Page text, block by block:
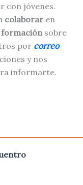
con jóvenes.
colaborar en
sobre
por correo
y nos
informarte.